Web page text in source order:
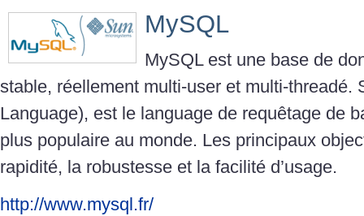
MySQL
MySQL est une base de
stable, réellement multi-user et multi-threadé.
Language), est le language de requêtage de
plus populaire au monde. Les principaux
rapidité, la robustesse et la facilité d’usage.
http://www.mysql.fr/